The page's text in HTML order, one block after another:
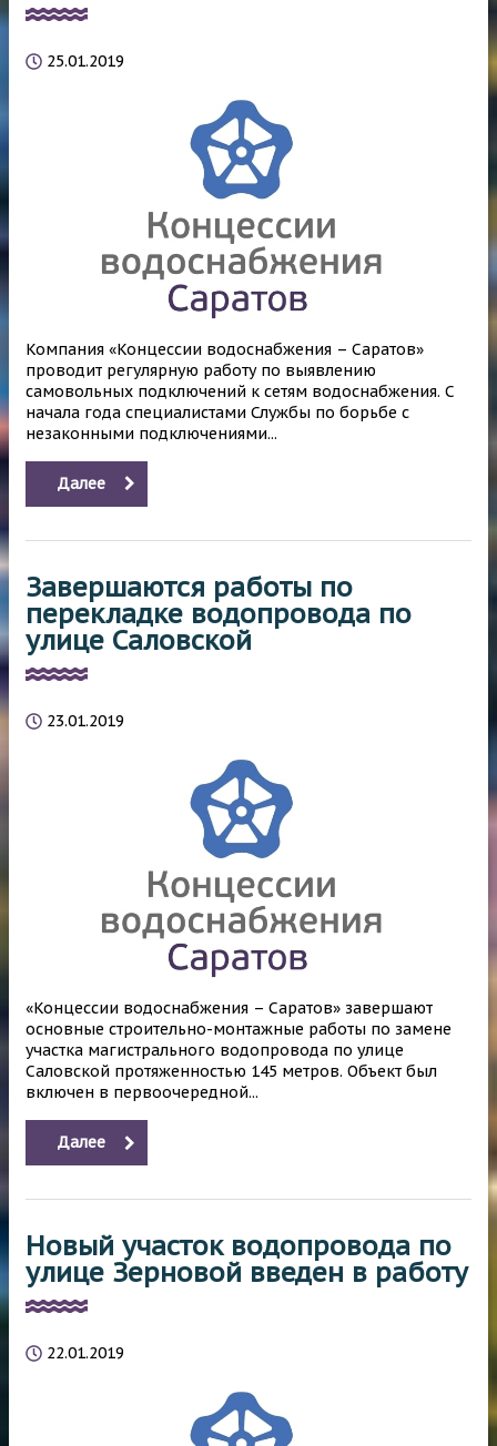
25.01.2019
Компания «Концессии водоснабжения – Саратов»
проводит регулярную работу по выявлению
самовольных подключений к сетям водоснабжения. С
начала года специалистами Службы по борьбе с
незаконными подключениями...
Далее
Завершаются работы по
перекладке водопровода по
улице Саловской
23.01.2019
«Концессии водоснабжения – Саратов» завершают
основные строительно-монтажные работы по замене
участка магистрального водопровода по улице
Саловской протяженностью 145 метров. Объект был
включен в первоочередной...
Далее
Новый участок водопровода по
улице Зерновой введен в работу
22.01.2019